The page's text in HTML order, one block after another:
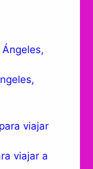
viajar a